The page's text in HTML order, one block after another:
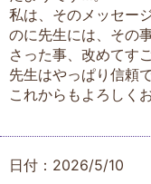
私は、そのメッセー
のに先生には、その
さった事、改めてす
先生はやっぱり信頼
これからもよろしく
日付：2026/5/10